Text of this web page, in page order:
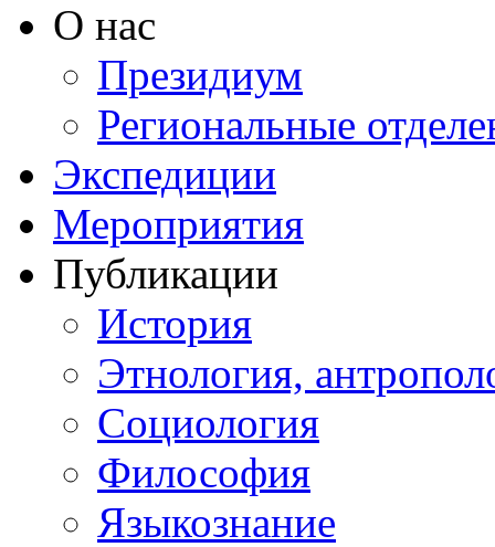
О нас
Президиум
Региональные
Экспедиции
Мероприятия
Публикации
История
Этнология,
Социология
Философия
Языкознание